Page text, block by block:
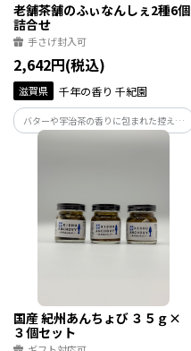
老舗茶舗のふぃなんしぇ2種6個
詰合せ
手さげ封入可
2,642円(税込)
滋賀県 千年の香り 千紀園
バターや宇治茶の香りに包まれた控えめ
な甘さのフィナンシェは、世代を超えて
めです。
国産 紀州あんちょび ３５ｇ×
３個セット